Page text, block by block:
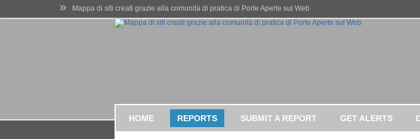
» Mappa di siti creati grazie alla comunità di pratica di Porte Aperte sul Web
HOME REPORTS SUBMIT A REPORT GET ALERTS